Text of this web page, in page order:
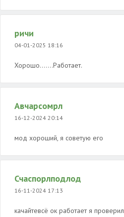
ричи
04-01-2025 18:16
Хорошо.......Работает.
Авчарсомрл
16-12-2024 20:14
мод хороший, я советую его
Счаспорлподлод
16-11-2024 17:13
качайтевсё ок работает я проверил